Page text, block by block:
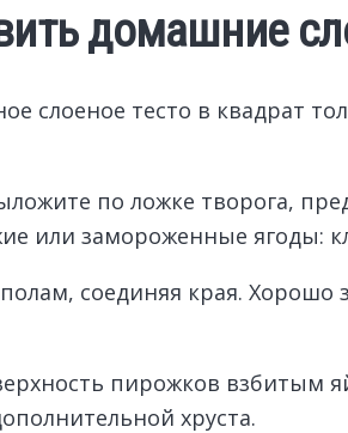
домашние
слоеное тесто в квадрат
по ложке творога,
или замороженные ягоды:
соединяя края.
пирожков взбитым
хруста.